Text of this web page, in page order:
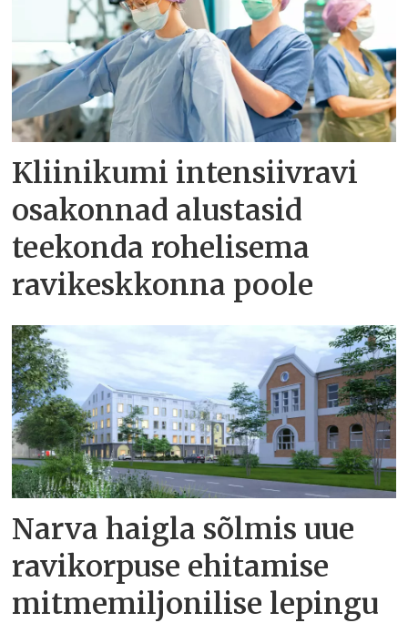
Kliinikumi intensiivravi
osakonnad alustasid
teekonda rohelisema
ravikeskkonna poole
Narva haigla sõlmis uue
ravikorpuse ehitamise
mitmemiljonilise lepingu